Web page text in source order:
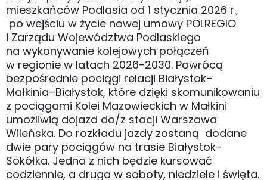
mieszkańców Podlasia od 1 stycznia 2026 r.,
po wejściu w życie nowej umowy POLREGIO
i Zarządu Województwa Podlaskiego
na wykonywanie kolejowych połączeń
w regionie w latach 2026-2030. Powrócą
bezpośrednie pociągi relacji Białystok–
Małkinia–Białystok, które dzięki skomunikowaniu
z pociągami Kolei Mazowieckich w Małkini
umożliwią dojazd do/z stacji Warszawa
Wileńska. Do rozkładu jazdy zostaną dodane
dwie pary pociągów na trasie Białystok-
Sokółka. Jedna z nich będzie kursować
codziennie, a druga w soboty, niedziele i święta.